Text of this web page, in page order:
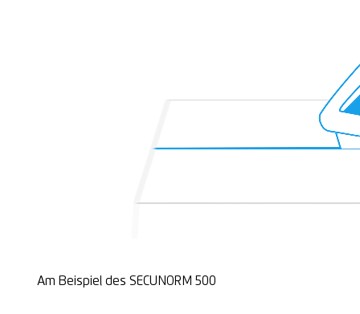
Am Beispiel des SECUNORM 500